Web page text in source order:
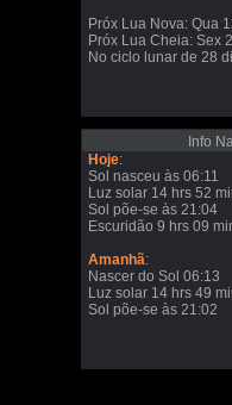
Próx Lua Nova: Qua
Próx Lua Cheia: Sex
No ciclo lunar de 28
Info
Hoje:
Sol nasceu às 06:11
Luz solar 14 hrs 52
Sol põe-se às 21:04
Escuridão 9 hrs 09
Amanhã:
Nascer do Sol 06:13
Luz solar 14 hrs 49
Sol põe-se às 21:02